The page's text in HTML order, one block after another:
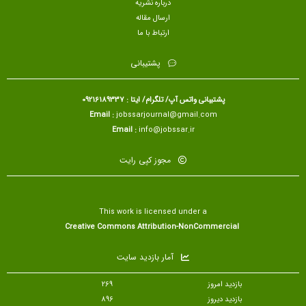
درباره نشریه
ارسال مقاله
ارتباط با ما
پشتیبانی
پشتیبانی واتس آپ/ تلگرام/ ایتا : 09216189337
Email :jobssarjournal@gmail.com
Email :info@jobssar.ir
مجوز کپی رایت
This work is licensed under a
آمار بازدید سایت
بازدید امروز
269
بازدید دیروز
896